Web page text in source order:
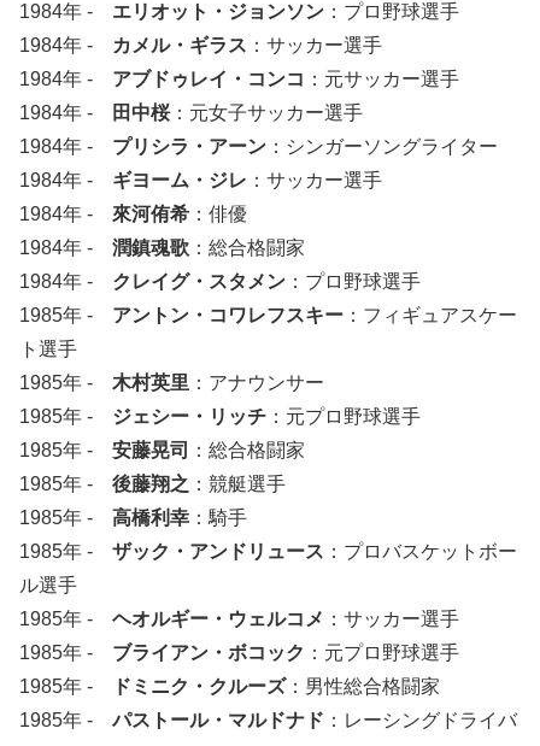
1984年 - エリオット・ジョンソン ：プロ野球選手
1984年 - カメル・ギラス ：サッカー選手
1984年 - アブドゥレイ・コンコ ：元サッカー選手
1984年 -
田中桜：元女子サッカー選手
1984年 - プリシラ・アーン ：シンガーソングライター
1984年 - ギヨーム・ジレ ：サッカー選手
1984年 - 來河侑希 ：俳優
1984年 - 潤鎮魂歌 ：総合格闘家
1984年 - クレイグ・スタメン ：プロ野球選手
1985年 - アントン・コワレフスキー ：フィギュアスケー
ト選手
1985年 - 木村英里 ：アナウンサー
1985年 - ジェシー・リッチ ：元プロ野球選手
1985年 - 安藤晃司
：総合格闘家
1985年 - 後藤翔之 ：競艇選手
1985年 - 高橋利幸 ：騎手
1985年 - ザック・アンドリュース ：プロバスケットボー
ル選手
1985年 - ヘオルギー・ウェルコメ ：サッカー選手
1985年 - ブライアン・ボコック ：元プロ野球選手
1985年 -
ドミニク・クルーズ：男性総合格闘家
1985年 -パストール・マルドナド ：レーシングドライバ